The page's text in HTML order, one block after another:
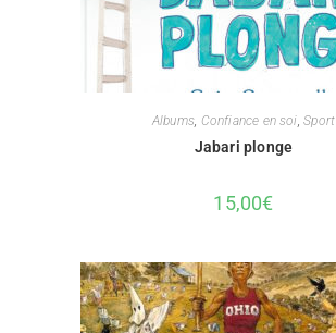
Albums, Confiance en soi,Sport
Jabari plonge
15,00€